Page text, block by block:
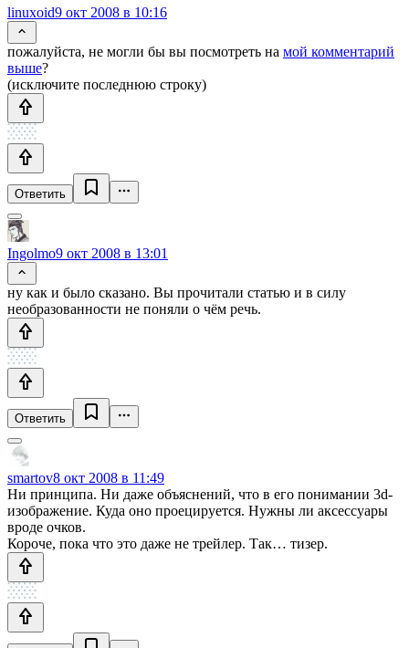
linuxoid9 окт 2008 в 10:16
пожалуйста, не могли бы вы посмотреть на мой комментарий
выше?
(исключите последнюю строку)
Ответить
Ingolmo9 окт 2008 в 13:01
ну как и было сказано. Вы прочитали статью и в силу
необразованности не поняли о чём речь.
Ответить
smartov8 окт 2008 в 11:49
Ни принципа. Ни даже объяснений, что в его понимании 3d-
изображение. Куда оно проецируется. Нужны ли аксессуары
вроде очков.
Короче, пока что это даже не трейлер. Так… тизер.